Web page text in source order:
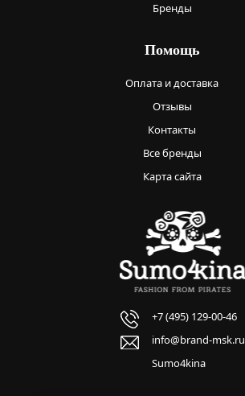
Бренды
Помощь
Оплата и доставка
Отзывы
Контакты
Все бренды
Карта сайта
+7 (495) 129-00-46
info@brand-msk.ru
Sumo4kina